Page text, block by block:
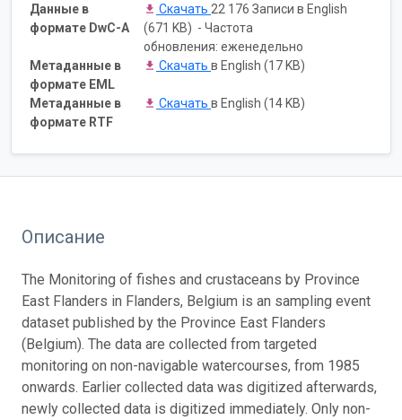
Данные в
формате DwC-A
Скачать 22 176 Записи в English
(671 KB) - Частота
обновления: еженедельно
Метаданные в
формате EML
Скачать в English (17 KB)
Метаданные в
формате RTF
Скачать в English (14 KB)
Описание
The Monitoring of fishes and crustaceans by Province
East Flanders in Flanders, Belgium is an sampling event
dataset published by the Province East Flanders
(Belgium). The data are collected from targeted
monitoring on non-navigable watercourses, from 1985
onwards. Earlier collected data was digitized afterwards,
newly collected data is digitized immediately. Only non-